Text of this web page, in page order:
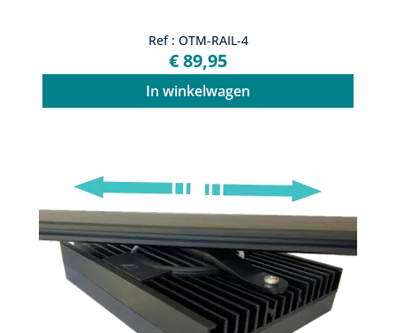
Ref : OTM-RAIL-4
€ 89,95
In winkelwagen